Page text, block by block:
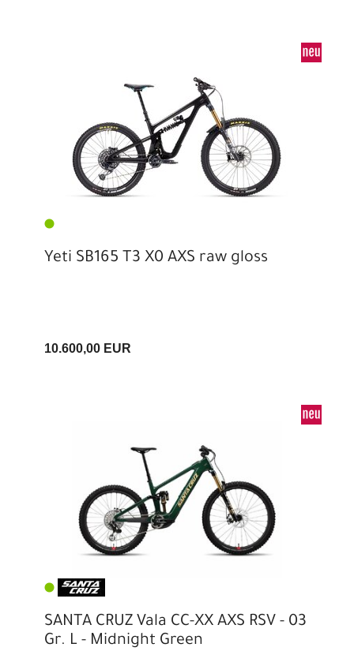
Yeti SB165 T3 X0 AXS raw gloss
10.600,00 EUR
SANTA CRUZ Vala CC-XX AXS RSV - 03
Gr. L - Midnight Green